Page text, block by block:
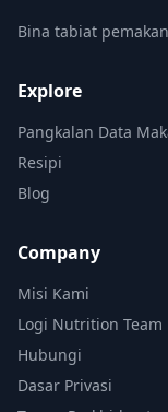
Bina tabiat
Explore
Pangkalan Data
Resipi
Blog
Company
Misi Kami
Logi Nutrition Team
Hubungi
Dasar Privasi